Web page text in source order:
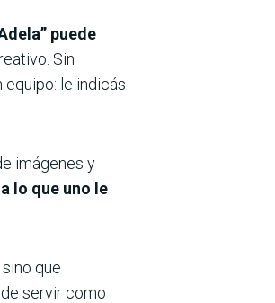
puede
Sin
equipo: le indicás
imágenes y
lo que uno le
que
servir como